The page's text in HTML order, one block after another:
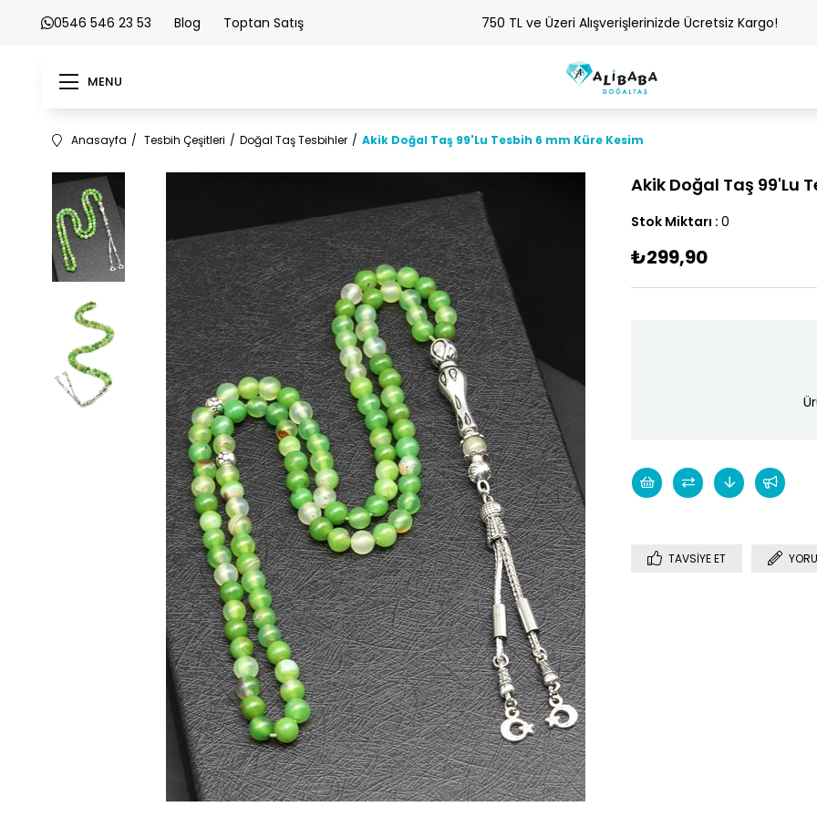
0546 546 23 53 Blog Toptan Satış 750 TL ve Üzeri Alışverişlerinizde Ücretsiz Kargo!
MENU
Anasayfa Tesbih Çeşitleri Doğal Taş Tesbihler Akik Doğal Taş 99'Lu Tesbih 6 mm Küre Kesim
Akik Doğal Taş 99'Lu
Stok Miktarı : 0
₺299,90
TAVSIYE ET